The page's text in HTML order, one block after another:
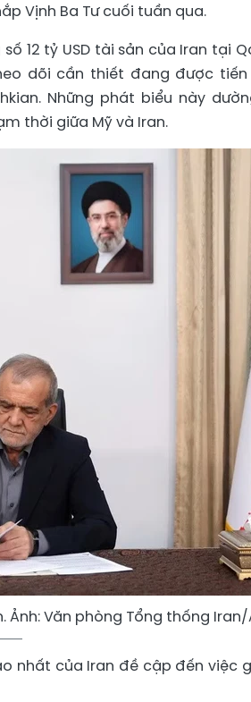
Vịnh Ba Tư cuối tuần qua.
12 tỷ USD tài sản của Iran tại
dõi cần thiết đang được tiến
Những phát biểu này
thời giữa Mỹ và Iran.
Ảnh: Văn phòng Tổng thống Iran/
nhất của Iran đề cập đến việc